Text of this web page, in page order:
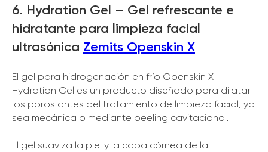
6. Hydration Gel – Gel refrescante e
hidratante para limpieza facial
ultrasónica Zemits Openskin X
El gel para hidrogenación en frío Openskin X
Hydration Gel es un producto diseñado para dilatar
los poros antes del tratamiento de limpieza facial, ya
sea mecánica o mediante peeling cavitacional.
El gel suaviza la piel y la capa córnea de la